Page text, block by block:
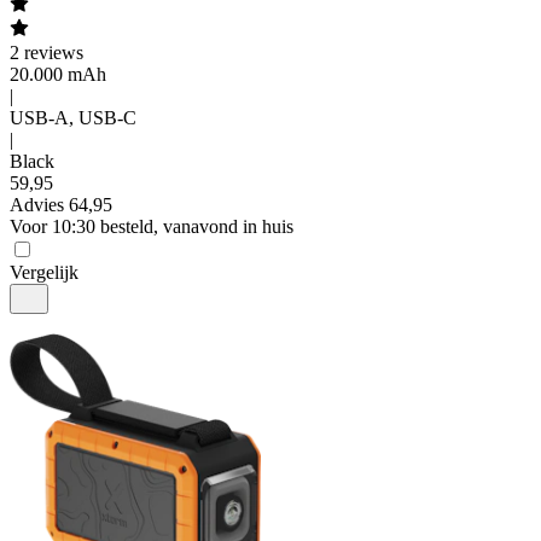
2 reviews
20.000 mAh
|
USB-A, USB-C
|
Black
59,95
Advies 64,95
Voor 10:30 besteld, vanavond in huis
Vergelijk